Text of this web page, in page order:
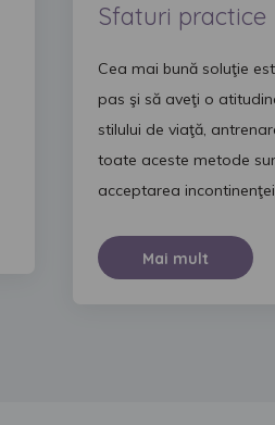
Sfaturi practice
Cea mai bună soluţie
pas şi să aveţi o
stilului de viaţă,
toate aceste metode
acceptarea
Mai mult